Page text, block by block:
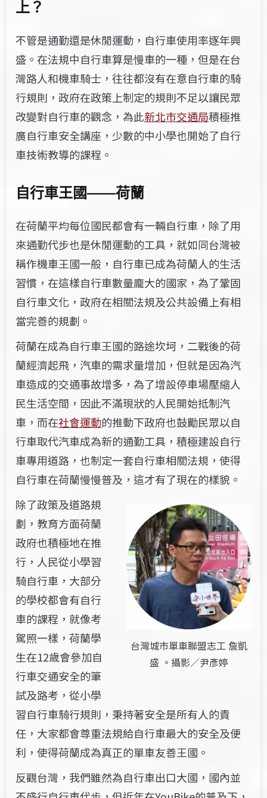
上？
不管是通勤還是休閒運動，自行車使用率逐年興
盛。在法規中自行車算是慢車的一種，但是在台
灣路人和機車騎士，往往都沒有在意自行車的騎
行規則，政府在政策上制定的規則不足以讓民眾
改變對自行車的觀念，為此新北市交通局積極推
廣自行車安全講座，少數的中小學也開始了自行
車技術教導的課程。
自行車王國——荷蘭
在荷蘭平均每位國民都會有一輛自行車，除了用
來通勤代步也是休閒運動的工具，就如同台灣被
稱作機車王國一般，自行車已成為荷蘭人的生活
習慣，在這樣自行車數量龐大的國家，為了鞏固
自行車文化，政府在相關法規及公共設備上有相
當完善的規劃。
荷蘭在成為自行車王國的路途坎坷，二戰後的荷
蘭經濟起飛，汽車的需求量增加，但就是因為汽
車造成的交通事故增多，為了增設停車場壓縮人
民生活空間，因此不滿現狀的人民開始抵制汽
車，而在社會運動的推動下政府也鼓勵民眾以自
行車取代汽車成為新的通勤工具，積極建設自行
車專用道路，也制定一套自行車相關法規，使得
自行車在荷蘭慢慢普及，這才有了現在的樣貌。
台灣城市單車聯盟志工 詹凱
盛​ 。攝影／尹彥婷
除了政策及道路規
劃，教育方面荷蘭
政府也積極地在推
行，人民從小學習
騎自行車，大部分
的學校都會有自行
車的課程，就像考
駕照一樣，荷蘭學
生在12歲會參加自
行車交通安全的筆
試及路考，從小學
習自行車騎行規則，秉持著安全是所有人的責
任，大家都會尊重法規給自行車最大的安全及便
利，使得荷蘭成為真正的單車友善王國。
反觀台灣，我們雖然為自行車出口大國，國內並